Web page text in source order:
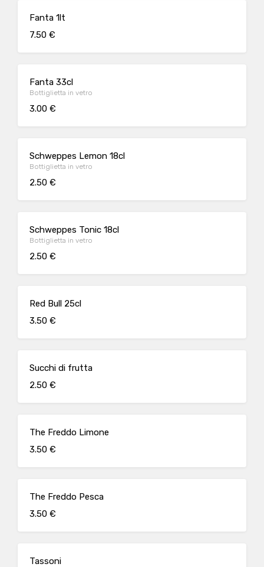
Fanta 1lt
7.50 €
Fanta 33cl
Bottiglietta in vetro
3.00 €
Schweppes Lemon 18cl
Bottiglietta in vetro
2.50 €
Schweppes Tonic 18cl
Bottiglietta in vetro
2.50 €
Red Bull 25cl
3.50 €
Succhi di frutta
2.50 €
The Freddo Limone
3.50 €
The Freddo Pesca
3.50 €
Tassoni